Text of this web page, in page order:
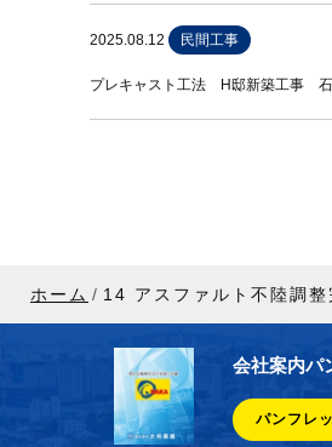
2025.08.12 民間工事
プレキャスト工法 H邸新築工事
ホーム 14 アスファルト不陸調整
会社案内パ
パンフレ